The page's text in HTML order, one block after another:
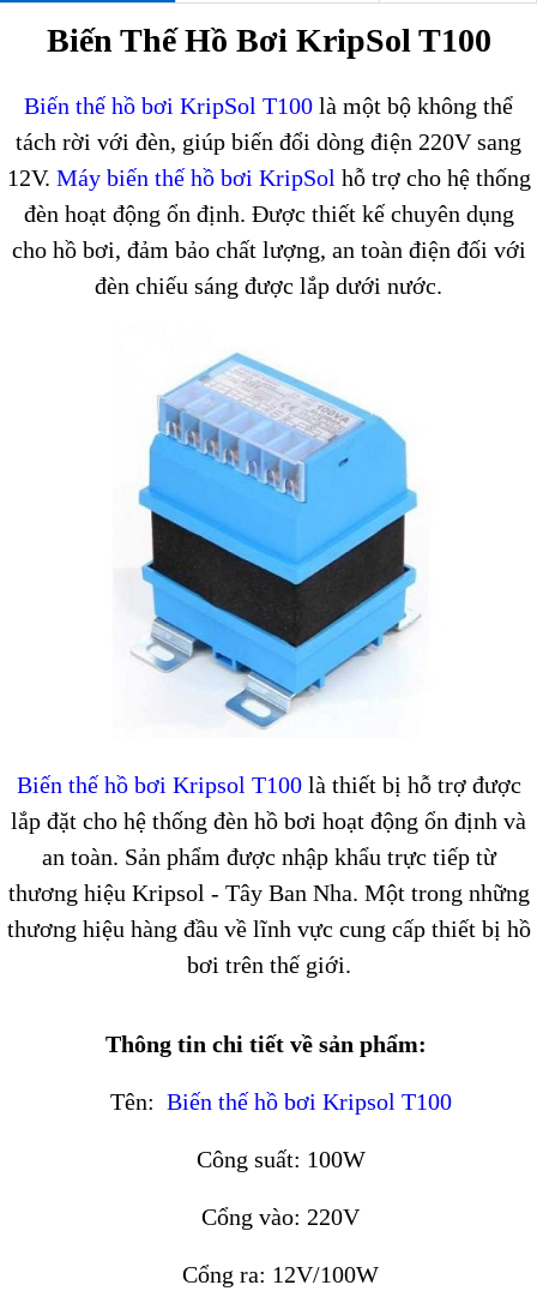
Biến Thế Hồ Bơi KripSol T100
Biến thế hồ bơi KripSol T100 là một bộ không thể
tách rời với đèn, giúp biến đổi dòng điện 220V sang
12V. Máy biến thế hồ bơi KripSol hỗ trợ cho hệ thống
đèn hoạt động ổn định. Được thiết kế chuyên dụng
cho hồ bơi, đảm bảo chất lượng, an toàn điện đối với
đèn chiếu sáng được lắp dưới nước.
Biến thế hồ bơi Kripsol T100là thiết bị hỗ trợ được
lắp đặt cho hệ thống đèn hồ bơi hoạt động ổn định và
an toàn. Sản phẩm được nhập khẩu trực tiếp từ
thương hiệu Kripsol - Tây Ban Nha. Một trong những
thương hiệu hàng đầu về lĩnh vực cung cấp thiết bị hồ
bơi trên thế giới.
Thông tin chi tiết về sản phẩm:
Tên: Biến thế hồ bơi Kripsol T100
Công suất: 100W
Cổng vào: 220V
Cổng ra: 12V/100W